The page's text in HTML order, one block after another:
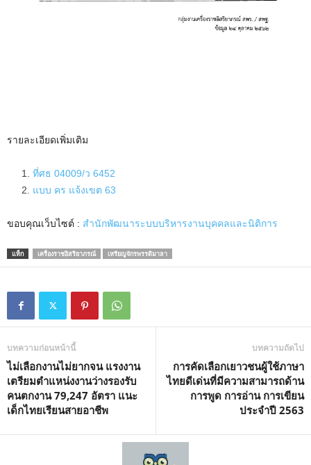
รายละเอียดเพิ่มเติม
ที่ศธ 04009/ว 6452
แบบ คร แจ้งเขต 63
ขอบคุณเว็บไซต์ : สำนักพัฒนาระบบบริหารงานบุคคลและนิติการ
แท็ก เครื่องราชอิสริยาภรณ์ เหรียญจักรพรรดิมาลา
บทความก่อนหน้านี้
ไม่เลือกงานไม่ยากจน แรงงาน
เตรียมตำแหน่งงานว่างรองรับ
คนตกงาน 79,247 อัตรา แนะ
เด็กไทยเรียนสายอาชีพ
บทความถัดไป
การคัดเลือกเยาวชนผู้ใช้ภาษา
ไทยดีเด่นที่มีความสามารถด้าน
การพูด การอ่าน การเขียน
ประจำปี 2563